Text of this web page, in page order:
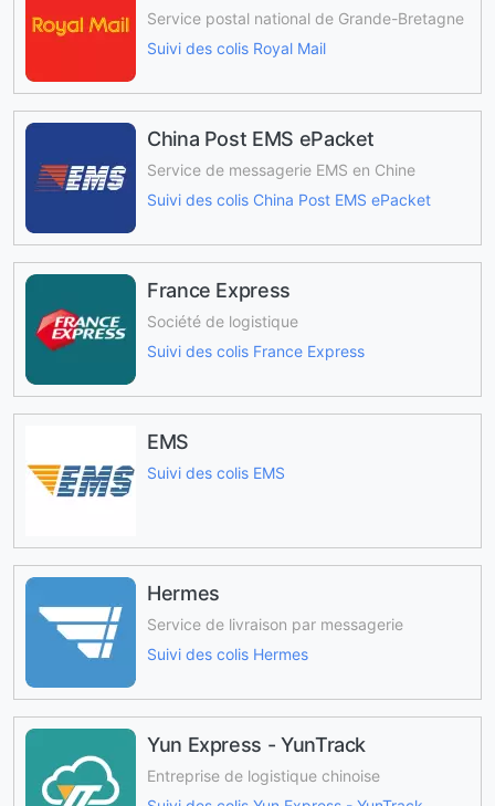
Service postal national de Grande-Bretagne
Suivi des colis Royal Mail
China Post EMS ePacket
Service de messagerie EMS en Chine
Suivi des colis China Post EMS ePacket
France Express
Société de logistique
Suivi des colis France Express
EMS
Suivi des colis EMS
Hermes
Service de livraison par messagerie
Suivi des colis Hermes
Yun Express - YunTrack
Entreprise de logistique chinoise